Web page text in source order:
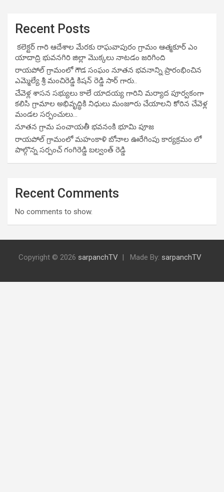
Recent Posts
కలెక్టర్ గారి ఆదేశాల మేరకు రాఘవాపురం గ్రామం ఆత్మకూర్ ఎం
యాదాద్రి భువనగిరి జిల్లా మొక్కలు నాటడం జరిగింది
రాయపోల్ గ్రామంలో గౌడ సంఘం నూతన భవనాన్ని ప్రారంభించిన
ఎమ్మెల్యే శ్రీ మంచిరెడ్డి కిషన్ రెడ్డి సార్ గారు..
చేవెళ్ల శాసన సభ్యులు కాలే యాదయ్య గారిని మర్యాద పూర్వకంగా
కలిసి గ్రామాల అభివృద్ధికి నిధులు మంజూరు చేయాలని కోరిన చేవెళ్ల
మండల సర్పంచులు…
నూతన గ్రామ పంచాయతీ భవనంకి భూమి పూజ
రాయపోల్ గ్రామంలో మహంకాళి బోనాల ఊరేగింపు కార్యక్రమం లో
పాల్గొన్న సర్పంచ్ గంగిరెడ్డి బల్వంత్ రెడ్డి
Recent Comments
No comments to show.
Copyright © 2026 sarpanchTV Made By: sarpanchTV